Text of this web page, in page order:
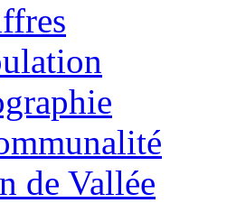
de Vallée